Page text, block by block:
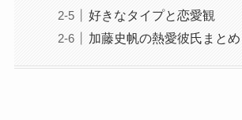
好きなタイプと恋愛観
加藤史帆の熱愛彼氏まとめ